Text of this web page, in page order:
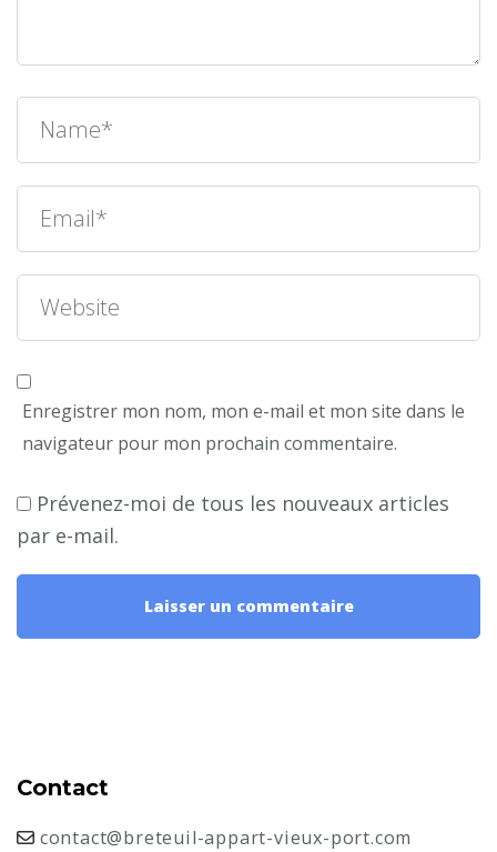
Enregistrer mon nom, mon e-mail et mon site dans le
navigateur pour mon prochain commentaire.
Prévenez-moi de tous les nouveaux articles
par e-mail.
Contact
contact@breteuil-appart-vieux-port.com